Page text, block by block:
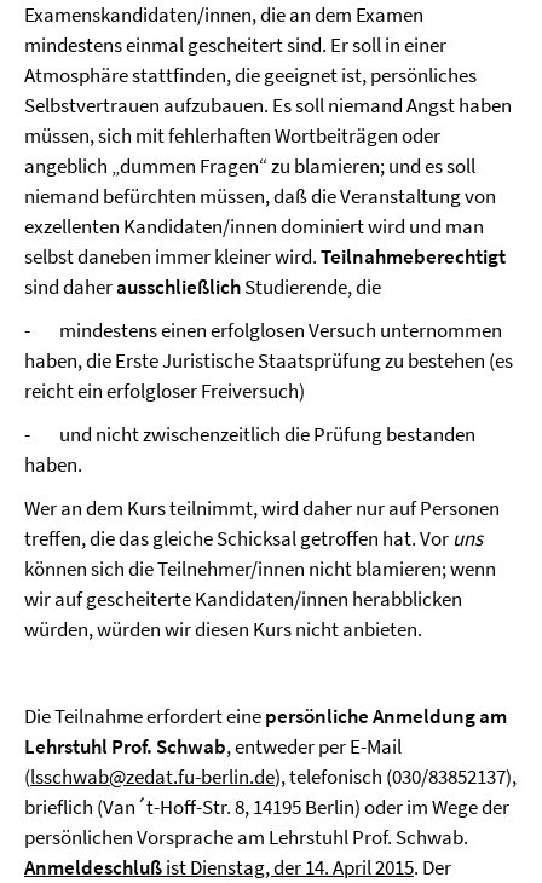
Examenskandidaten/innen, die an dem Examen
mindestens einmal gescheitert sind. Er soll in einer
Atmosphäre stattfinden, die geeignet ist, persönliches
Selbstvertrauen aufzubauen. Es soll niemand Angst haben
müssen, sich mit fehlerhaften Wortbeiträgen oder
angeblich „dummen Fragen“ zu blamieren; und es soll
niemand befürchten müssen, daß die Veranstaltung von
exzellenten Kandidaten/innen dominiert wird und man
selbst daneben immer kleiner wird.Teilnahmeberechtigt
sind daherausschließlichStudierende, die
- mindestens einen erfolglosen Versuch unternommen
haben, die Erste Juristische Staatsprüfung zu bestehen (es
reicht ein erfolgloser Freiversuch)
- und nicht zwischenzeitlich die Prüfung bestanden
haben.
Wer an dem Kurs teilnimmt, wird daher nur auf Personen
treffen, die das gleiche Schicksal getroffen hat. Voruns
können sich die Teilnehmer/innen nicht blamieren; wenn
wir auf gescheiterte Kandidaten/innen herabblicken
würden, würden wir diesen Kurs nicht anbieten.
Die Teilnahme erfordert einepersönliche Anmeldung am
Lehrstuhl Prof. Schwab, entweder per E-Mail
(lsschwab@zedat.fu-berlin.de), telefonisch (030/83852137),
brieflich (Van´t-Hoff-Str. 8, 14195 Berlin) oder im Wege der
persönlichen Vorsprache am Lehrstuhl Prof. Schwab.
Anmeldeschlußist Dienstag, der 14. April 2015. Der